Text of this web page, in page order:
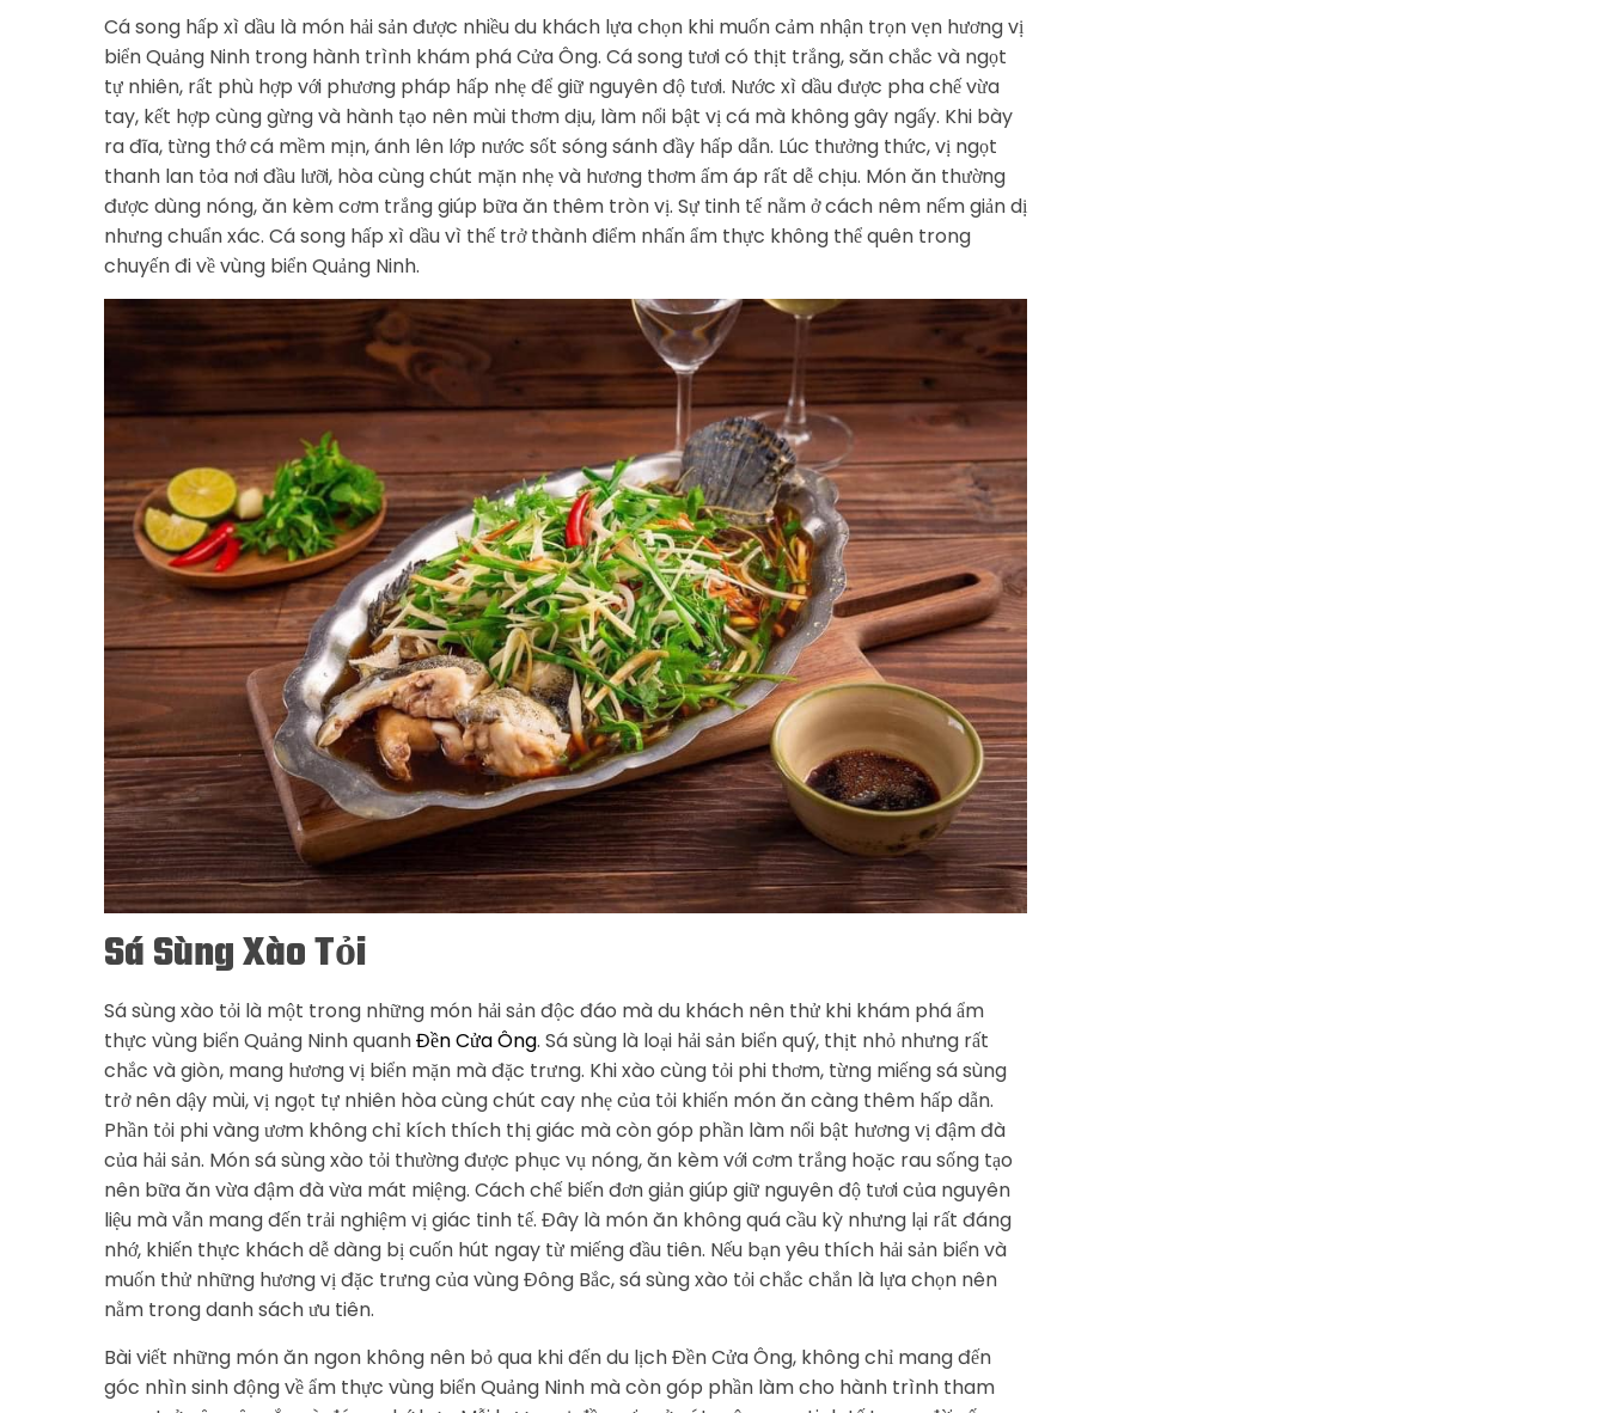
Cá song hấp xì dầu là món hải sản được nhiều du khách lựa chọn khi muốn cảm nhận trọn vẹn hương vị
biển Quảng Ninh trong hành trình khám phá Cửa Ông. Cá song tươi có thịt trắng, săn chắc và ngọt
tự nhiên, rất phù hợp với phương pháp hấp nhẹ để giữ nguyên độ tươi. Nước xì dầu được pha chế vừa
tay, kết hợp cùng gừng và hành tạo nên mùi thơm dịu, làm nổi bật vị cá mà không gây ngấy. Khi bày
ra đĩa, từng thớ cá mềm mịn, ánh lên lớp nước sốt sóng sánh đầy hấp dẫn. Lúc thưởng thức, vị ngọt
thanh lan tỏa nơi đầu lưỡi, hòa cùng chút mặn nhẹ và hương thơm ấm áp rất dễ chịu. Món ăn thường
được dùng nóng, ăn kèm cơm trắng giúp bữa ăn thêm tròn vị. Sự tinh tế nằm ở cách nêm nếm giản dị
nhưng chuẩn xác. Cá song hấp xì dầu vì thế trở thành điểm nhấn ẩm thực không thể quên trong
chuyến đi về vùng biển Quảng Ninh.
Sá Sùng Xào Tỏi
Sá sùng xào tỏi là một trong những món hải sản độc đáo mà du khách nên thử khi khám phá ẩm
thực vùng biển Quảng Ninh quanhĐền Cửa Ông. Sá sùng là loại hải sản biển quý, thịt nhỏ nhưng rất
chắc và giòn, mang hương vị biển mặn mà đặc trưng. Khi xào cùng tỏi phi thơm, từng miếng sá sùng
trở nên dậy mùi, vị ngọt tự nhiên hòa cùng chút cay nhẹ của tỏi khiến món ăn càng thêm hấp dẫn.
Phần tỏi phi vàng ươm không chỉ kích thích thị giác mà còn góp phần làm nổi bật hương vị đậm đà
của hải sản. Món sá sùng xào tỏi thường được phục vụ nóng, ăn kèm với cơm trắng hoặc rau sống tạo
nên bữa ăn vừa đậm đà vừa mát miệng. Cách chế biến đơn giản giúp giữ nguyên độ tươi của nguyên
liệu mà vẫn mang đến trải nghiệm vị giác tinh tế. Đây là món ăn không quá cầu kỳ nhưng lại rất đáng
nhớ, khiến thực khách dễ dàng bị cuốn hút ngay từ miếng đầu tiên. Nếu bạn yêu thích hải sản biển và
muốn thử những hương vị đặc trưng của vùng Đông Bắc, sá sùng xào tỏi chắc chắn là lựa chọn nên
nằm trong danh sách ưu tiên.
Bài viết những món ăn ngon không nên bỏ qua khi đến du lịch Đền Cửa Ông, không chỉ mang đến
góc nhìn sinh động về ẩm thực vùng biển Quảng Ninh mà còn góp phần làm cho hành trình tham